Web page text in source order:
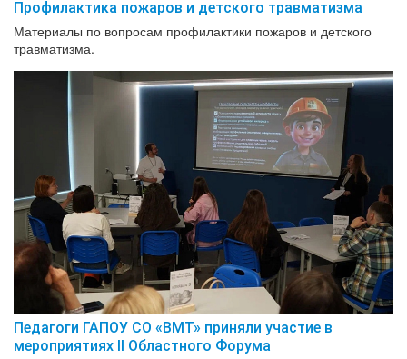
Профилактика пожаров и детского травматизма
Материалы по вопросам профилактики пожаров и детского
травматизма.
Педагоги ГАПОУ СО «ВМТ» приняли участие в
мероприятиях II Областного Форума